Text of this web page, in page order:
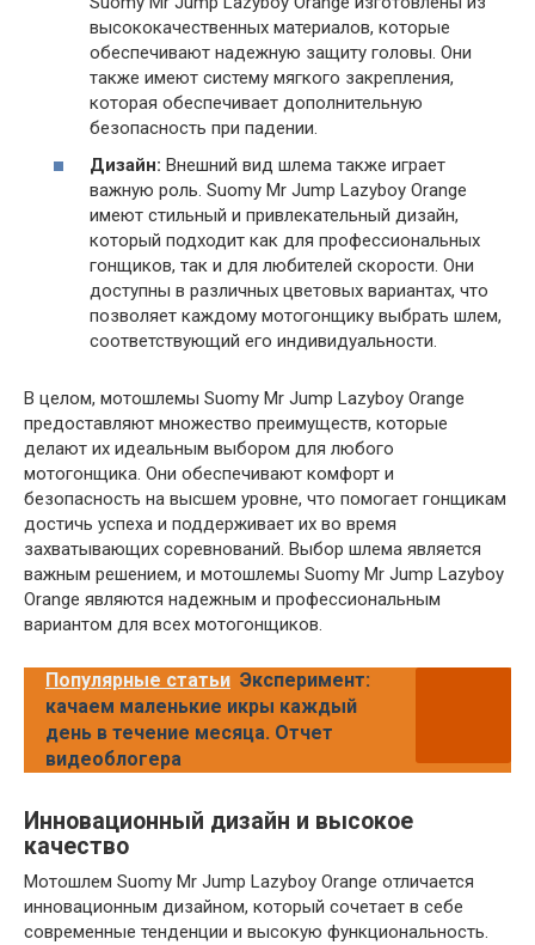
высококачественных материалов, которые
обеспечивают надежную защиту головы. Они
также имеют систему мягкого закрепления,
которая обеспечивает дополнительную
безопасность при падении.
Дизайн: Внешний вид шлема также играет
важную роль. Suomy Mr Jump Lazyboy Orange
имеют стильный и привлекательный дизайн,
который подходит как для профессиональных
гонщиков, так и для любителей скорости. Они
доступны в различных цветовых вариантах, что
позволяет каждому мотогонщику выбрать шлем,
соответствующий его индивидуальности.
В целом, мотошлемы Suomy Mr Jump Lazyboy Orange
предоставляют множество преимуществ, которые
делают их идеальным выбором для любого
мотогонщика. Они обеспечивают комфорт и
безопасность на высшем уровне, что помогает гонщикам
достичь успеха и поддерживает их во время
захватывающих соревнований. Выбор шлема является
важным решением, и мотошлемы Suomy Mr Jump Lazyboy
Orange являются надежным и профессиональным
вариантом для всех мотогонщиков.
Популярные статьи Эксперимент:
качаем маленькие икры каждый
день в течение месяца. Отчет
видеоблогера
Инновационный дизайн и высокое
качество
Мотошлем Suomy Mr Jump Lazyboy Orange отличается
инновационным дизайном, который сочетает в себе
современные тенденции и высокую функциональность.